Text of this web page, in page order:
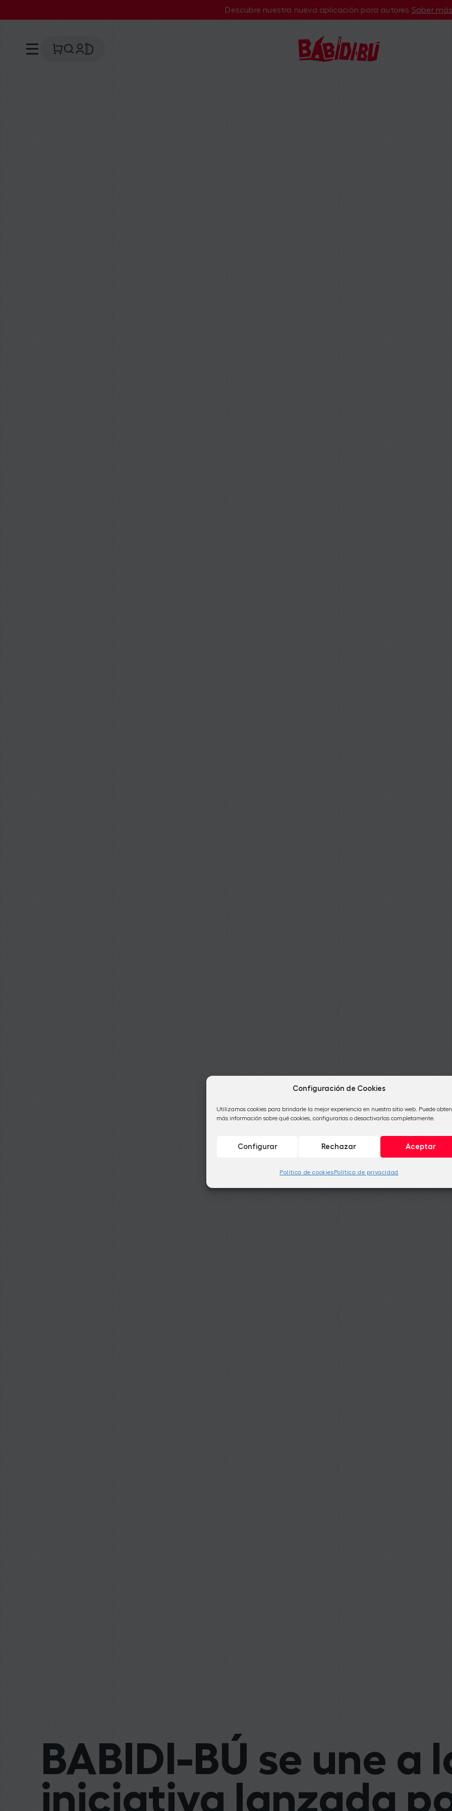
Configuración de Cookies
Utilizamos cookies para brindarle la mejor experiencia en nuestro sitio web. Puede
más información sobre qué cookies, configurarlas o desactivarlas completamente.
Aceptar
Rechazar
Configurar
Política de cookiesPolítica de privacidad
Descubre nuestra nueva aplicación para autores Saber
BABIDI-BÚ se une a
iniciativa lanzada